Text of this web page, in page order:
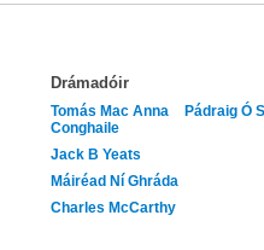
Drámadóir
Tomás Mac Anna
Pádraig Ó
Conghaile
Jack B Yeats
Máiréad Ní Ghráda
Charles McCarthy